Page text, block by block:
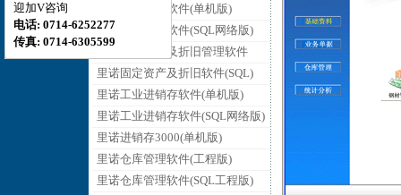
里诺采购管理软件(单机版)
里诺采购管理软件(SQL网络版)
里诺固定资产及折旧管理软件
里诺固定资产及折旧软件(SQL)
里诺工业进销存软件(单机版)
里诺工业进销存软件(SQL网络版)
里诺进销存3000(单机版)
里诺仓库管理软件(工程版)
里诺仓库管理软件(SQL工程版)
迎加V咨询
电话: 0714-6252277
传真: 0714-6305599